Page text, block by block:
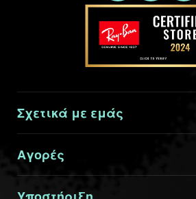
Σχετικά με εμάς
Αγορές